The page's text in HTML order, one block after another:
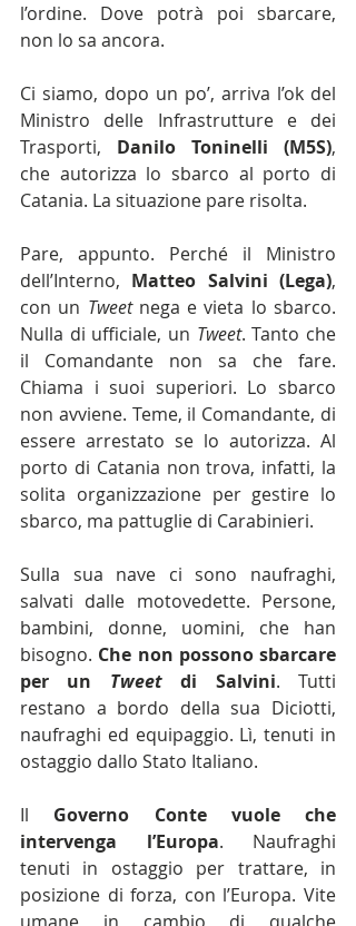
l’ordine. Dove potrà poi sbarcare,
non lo sa ancora.
Ci siamo, dopo un po’, arriva l’ok del
Ministro delle Infrastrutture e dei
Trasporti, Danilo Toninelli (M5S),
che autorizza lo sbarco al porto di
Catania. La situazione pare risolta.
Pare, appunto. Perché il Ministro
dell’Interno, Matteo Salvini (Lega),
con un Tweet nega e vieta lo sbarco.
Nulla di ufficiale, un Tweet. Tanto che
il Comandante non sa che fare.
Chiama i suoi superiori. Lo sbarco
non avviene. Teme, il Comandante, di
essere arrestato se lo autorizza. Al
porto di Catania non trova, infatti, la
solita organizzazione per gestire lo
sbarco, ma pattuglie di Carabinieri.
Sulla sua nave ci sono naufraghi,
salvati dalle motovedette. Persone,
bambini, donne, uomini, che han
bisogno. Che non possono sbarcare
per un Tweet di Salvini. Tutti
restano a bordo della sua Diciotti,
naufraghi ed equipaggio. Lì, tenuti in
ostaggio dallo Stato Italiano.
Il Governo Conte vuole che
intervenga l’Europa. Naufraghi
tenuti in ostaggio per trattare, in
posizione di forza, con l’Europa. Vite